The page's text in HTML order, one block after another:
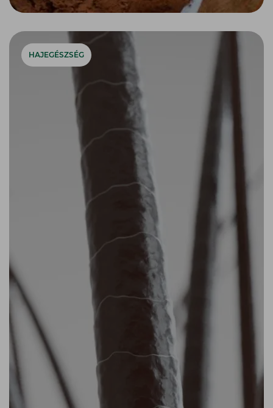
HAJEGÉSZSÉG